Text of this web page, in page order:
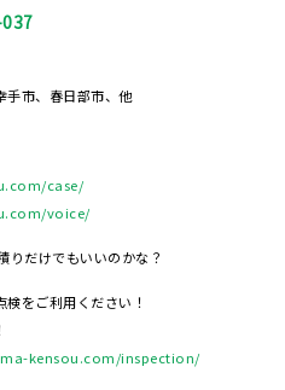
手市、春日部市、他
case/
voice/
だけでもいいのかな？
をご利用ください！
kensou.com/inspection/